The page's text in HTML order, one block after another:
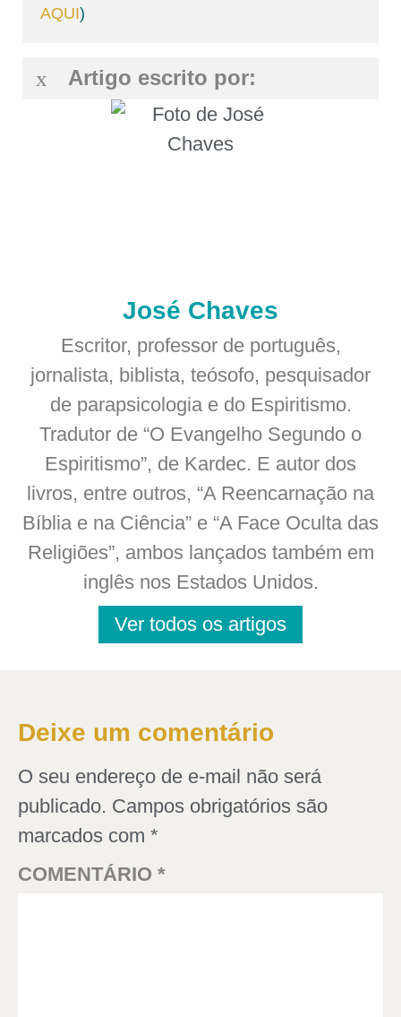
AQUI)
Artigo escrito por:
José Chaves
Escritor, professor de português,
jornalista, biblista, teósofo, pesquisador
de parapsicologia e do Espiritismo.
Tradutor de “O Evangelho Segundo o
Espiritismo”, de Kardec. E autor dos
livros, entre outros, “A Reencarnação na
Bíblia e na Ciência” e “A Face Oculta das
Religiões”, ambos lançados também em
inglês nos Estados Unidos.
Ver todos os artigos
Deixe um comentário
O seu endereço de e-mail não será
publicado. Campos obrigatórios são
marcados com *
COMENTÁRIO *